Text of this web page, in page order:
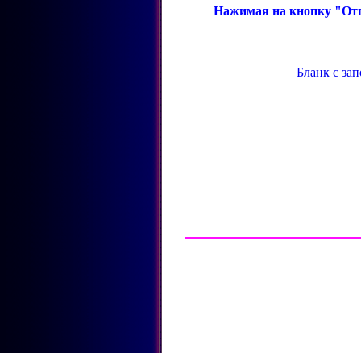
Нажимая на кнопку
Бланк с